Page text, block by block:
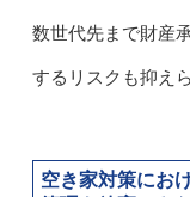
数世代先まで財産
するリスクも抑え
空き家対策にお